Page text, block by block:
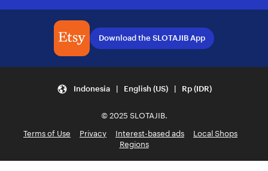
Download the SLOTAJIB App
Indonesia | English (US) | Rp (IDR)
© 2025 SLOTAJIB.
Terms of Use
Privacy Interest-based ads
Local Shops
Regions